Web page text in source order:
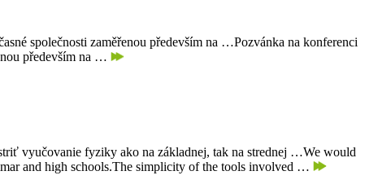
společnosti zaměřenou především na …Pozvánka na konferenci
především na …
vyučovanie fyziky ako na základnej, tak na strednej …We would
and high schools.The simplicity of the tools involved …